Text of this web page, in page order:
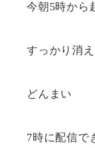
今朝5時から
すっかり消
どんまい
7時に配信で